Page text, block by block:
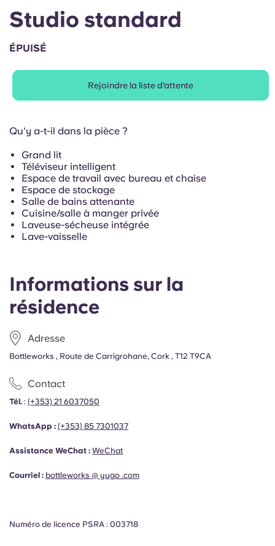
Chinese
Català
French
Portuguese
Informations sur la
résidence
Adresse
Bottleworks , Route de Carrigrohane, Cork , T12 T9CA
Contact
Tél. : (+353) 21 6037050
WhatsApp : (+353) 85 7301037
Assistance WeChat : WeChat
Courriel : bottleworks @ yugo .com
Numéro de licence PSRA : 003718
Studio standard
ÉPUISÉ
Rejoindre la liste d'attente
Qu'y a-t-il dans la pièce ?
Grand lit
Téléviseur intelligent
Espace de travail avec bureau et chaise
Espace de stockage
Salle de bains attenante
Cuisine/salle à manger privée
Laveuse-sécheuse intégrée
Lave-vaisselle